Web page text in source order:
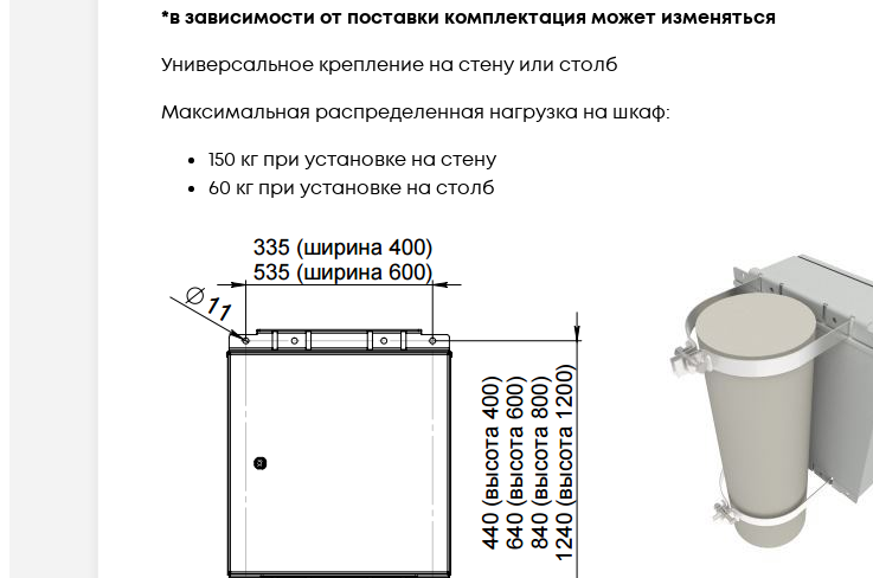
*в зависимости от поставки комплектация может изменяться
Универсальное крепление на стену или столб
Максимальная распределенная нагрузка на шкаф:
150 кг при установке на стену
60 кг при установке на столб